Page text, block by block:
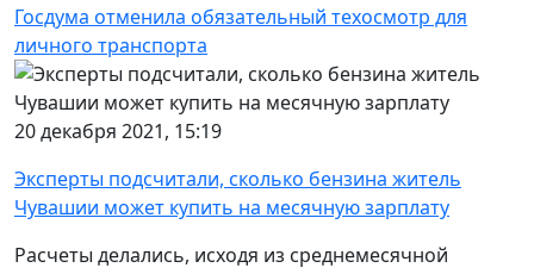
Госдума отменила обязательный техосмотр для
личного транспорта
20 декабря 2021, 15:19
Эксперты подсчитали, сколько бензина житель
Чувашии может купить на месячную зарплату
Расчеты делались, исходя из среднемесячной